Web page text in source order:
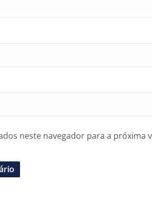
neste navegador para a próxima